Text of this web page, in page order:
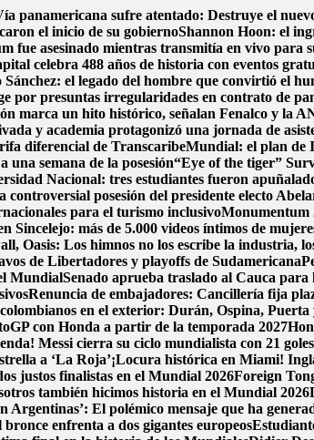
panamericana sufre atentado: Destruye el
el inicio de su gobiernoShannon Hoon: el
fue asesinado mientras transmitía en vivo para
celebra 488 años de historia con eventos
el legado del hombre que convirtió el
por presuntas irregularidades en contrato de
marca un hito histórico, señalan Fenalco y la
y academia protagonizó una jornada de
diferencial de TranscaribeMundial: el plan de
una semana de la posesión“Eye of the tiger”
Nacional: tres estudiantes fueron
controversial posesión del presidente electo
para el turismo inclusivoMonumentum
Sincelejo: más de 5.000 videos íntimos de
Oasis: Los himnos no los escribe la industria,
de Libertadores y playoffs de Sudamericana
MundialSenado aprueba traslado al Cauca
Renuncia de embajadores: Cancillería fija
en el exterior: Durán, Ospina, Puerta
con Honda a partir de la temporada 2027
Messi cierra su ciclo mundialista con 21
a ‘La Roja’¡Locura histórica en Miami!
justos finalistas en el Mundial 2026Foreign
también hicimos historia en el Mundial 2026
Argentinas’: El polémico mensaje que ha
enfrenta a dos gigantes europeos